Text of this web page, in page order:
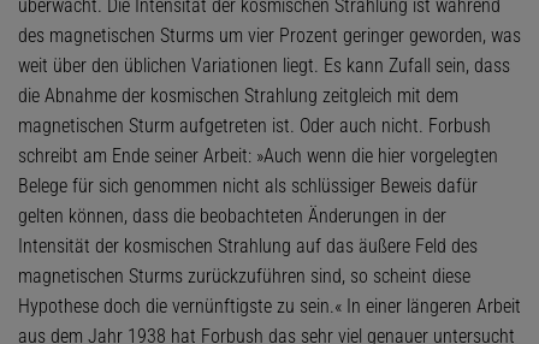
überwacht. Die Intensität der kosmischen Strahlung ist während
des magnetischen Sturms um vier Prozent geringer geworden, was
weit über den üblichen Variationen liegt. Es kann Zufall sein, dass
die Abnahme der kosmischen Strahlung zeitgleich mit dem
magnetischen Sturm aufgetreten ist. Oder auch nicht. Forbush
schreibt am Ende seiner Arbeit: »Auch wenn die hier vorgelegten
Belege für sich genommen nicht als schlüssiger Beweis dafür
gelten können, dass die beobachteten Änderungen in der
Intensität der kosmischen Strahlung auf das äußere Feld des
magnetischen Sturms zurückzuführen sind, so scheint diese
Hypothese doch die vernünftigste zu sein.« In einer längeren Arbeit
aus dem Jahr 1938 hat Forbush das sehr viel genauer untersucht